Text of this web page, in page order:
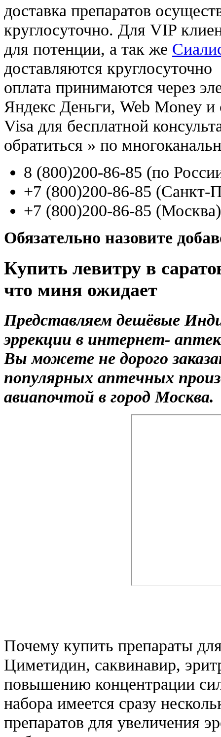
доставка препаратов
круглосуточно. Для VIP
для потенции, а так же
доставляются круглосуточно
оплата принимаются через
Яндекс Деньги, Web Money и
Visa для бесплатной
обратиться » по
8 (800)200-86-85 (по
+7 (800)200-86-85 (Санкт-
+7 (800)200-86-85 (Москва)
Обязательно назовите
Купить левитру в
что миня ожидает
Представляем дешёвые
эррекции в интернет-
Вы можете не дорого
популярных аптечных
авиапочтой в город Москва.
Почему купить препараты
Циметидин, саквинавир,
повышению концентрации
набора имеется сразу
препаратов для увеличения